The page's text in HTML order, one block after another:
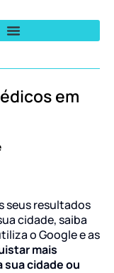
em
seus resultados
cidade, saiba
o Google e as
mais
cidade ou